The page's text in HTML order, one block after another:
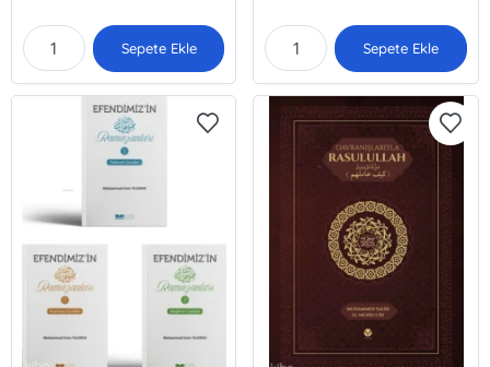
Sepete Ekle Sepete Ekle